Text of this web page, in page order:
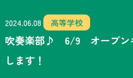
2024.06.08 高等学校
吹奏楽部♪ 6/9 オープン
します！